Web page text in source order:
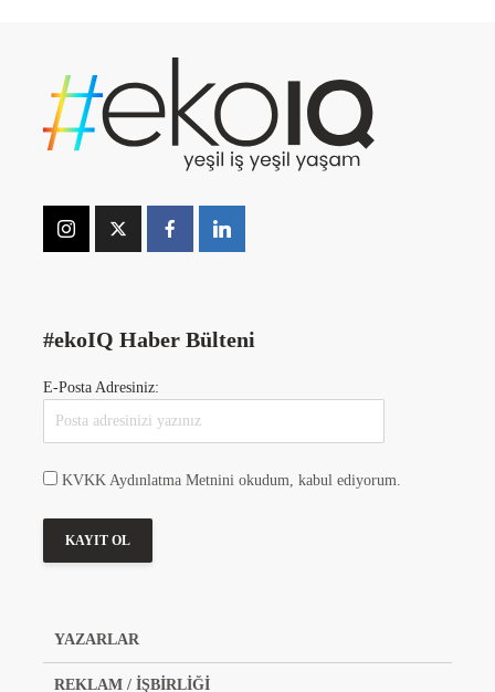
#ekoIQ Haber Bülteni
E-Posta Adresiniz:
KVKK Aydınlatma Metnini okudum, kabul ediyorum.
YAZARLAR
REKLAM / İŞBİRLİĞİ